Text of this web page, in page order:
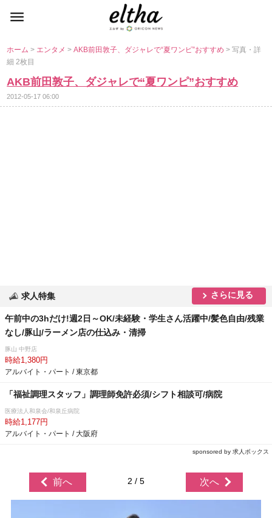
ホーム> エンタメ>AKB前田敦子、ダジャレで“夏ワンピ”おすすめ> 写真・詳
細 2枚目
AKB前田敦子、ダジャレで“夏ワンピ”おすすめ
2012-05-17 06:00
求人特集 さらに見る
午前中の3hだけ!週2日～OK/未経験・学生さん活躍中/髪色自由/残業
なし/豚山/ラーメン店の仕込み・清掃
豚山 中野店
時給1,380円
アルバイト・パート / 東京都
「福祉調理スタッフ」調理師免許必須/シフト相談可/病院
医療法人和泉会/和泉丘病院
時給1,177円
アルバイト・パート / 大阪府
sponsored by 求人ボックス
前へ 2 / 5 次へ